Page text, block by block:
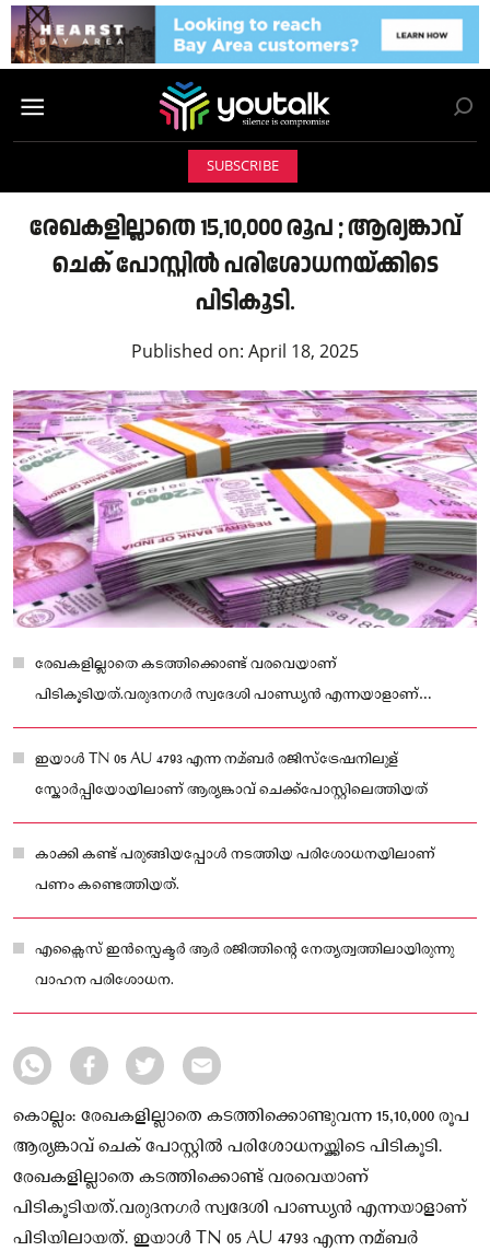
SUBSCRIBE
രേഖകളില്ലാതെ 15,10,000 രൂപ ; ആര്യങ്കാവ്
ചെക് പോസ്റ്റിൽ പരിശോധനയ്ക്കിടെ
പിടികൂടി.
Published on: April 18, 2025
രേഖകളില്ലാതെ കടത്തിക്കൊണ്ട് വരവെയാണ്
പിടികൂടിയത്.വരുദനഗർ സ്വദേശി പാണ്ഡ്യൻ എന്നയാളാണ്
പിടിയിലായത്
ഇയാൾ TN 05 AU 4793 എന്ന നമ്ബർ രജിസ്ട്രേഷനിലുള്
‌സ്കോർപ്പിയോയിലാണ് ആര്യങ്കാവ് ചെക്ക്‌പോസ്റ്റിലെത്തിയത്
കാക്കി കണ്ട് പരുങ്ങിയപ്പോൾ നടത്തിയ പരിശോധനയിലാണ്
പണം കണ്ടെത്തിയത്.
എക്സൈസ് ഇൻസ്പെക്ടർ ആർ രജിത്തിന്റെ നേത്യത്വത്തിലായിരുന്നു
വാഹന പരിശോധന.
കൊല്ലം: രേഖകളില്ലാതെ കടത്തിക്കൊണ്ടുവന്ന 15,10,000 രൂപ
ആര്യങ്കാവ് ചെക് പോസ്റ്റിൽ പരിശോധനയ്ക്കിടെ പിടികൂടി.
രേഖകളില്ലാതെ കടത്തിക്കൊണ്ട് വരവെയാണ്
പിടികൂടിയത്.വരുദനഗർ സ്വദേശി പാണ്ഡ്യൻ എന്നയാളാണ്
പിടിയിലായത്. ഇയാൾ TN 05 AU 4793 എന്ന നമ്ബർ